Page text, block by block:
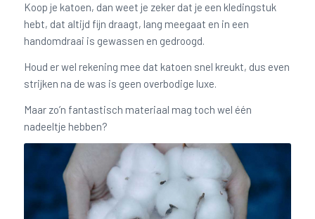
Koop je katoen, dan weet je zeker dat je een kledingstuk
hebt, dat altijd fijn draagt, lang meegaat en in een
handomdraai is gewassen en gedroogd.
Houd er wel rekening mee dat katoen snel kreukt, dus even
strijken na de was is geen overbodige luxe.
Maar zo’n fantastisch materiaal mag toch wel één
nadeeltje hebben?